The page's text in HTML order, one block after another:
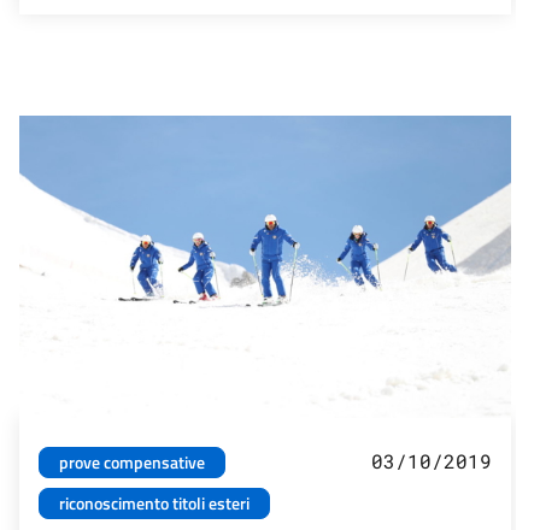
prove compensative
riconoscimento titoli esteri
03/10/2019